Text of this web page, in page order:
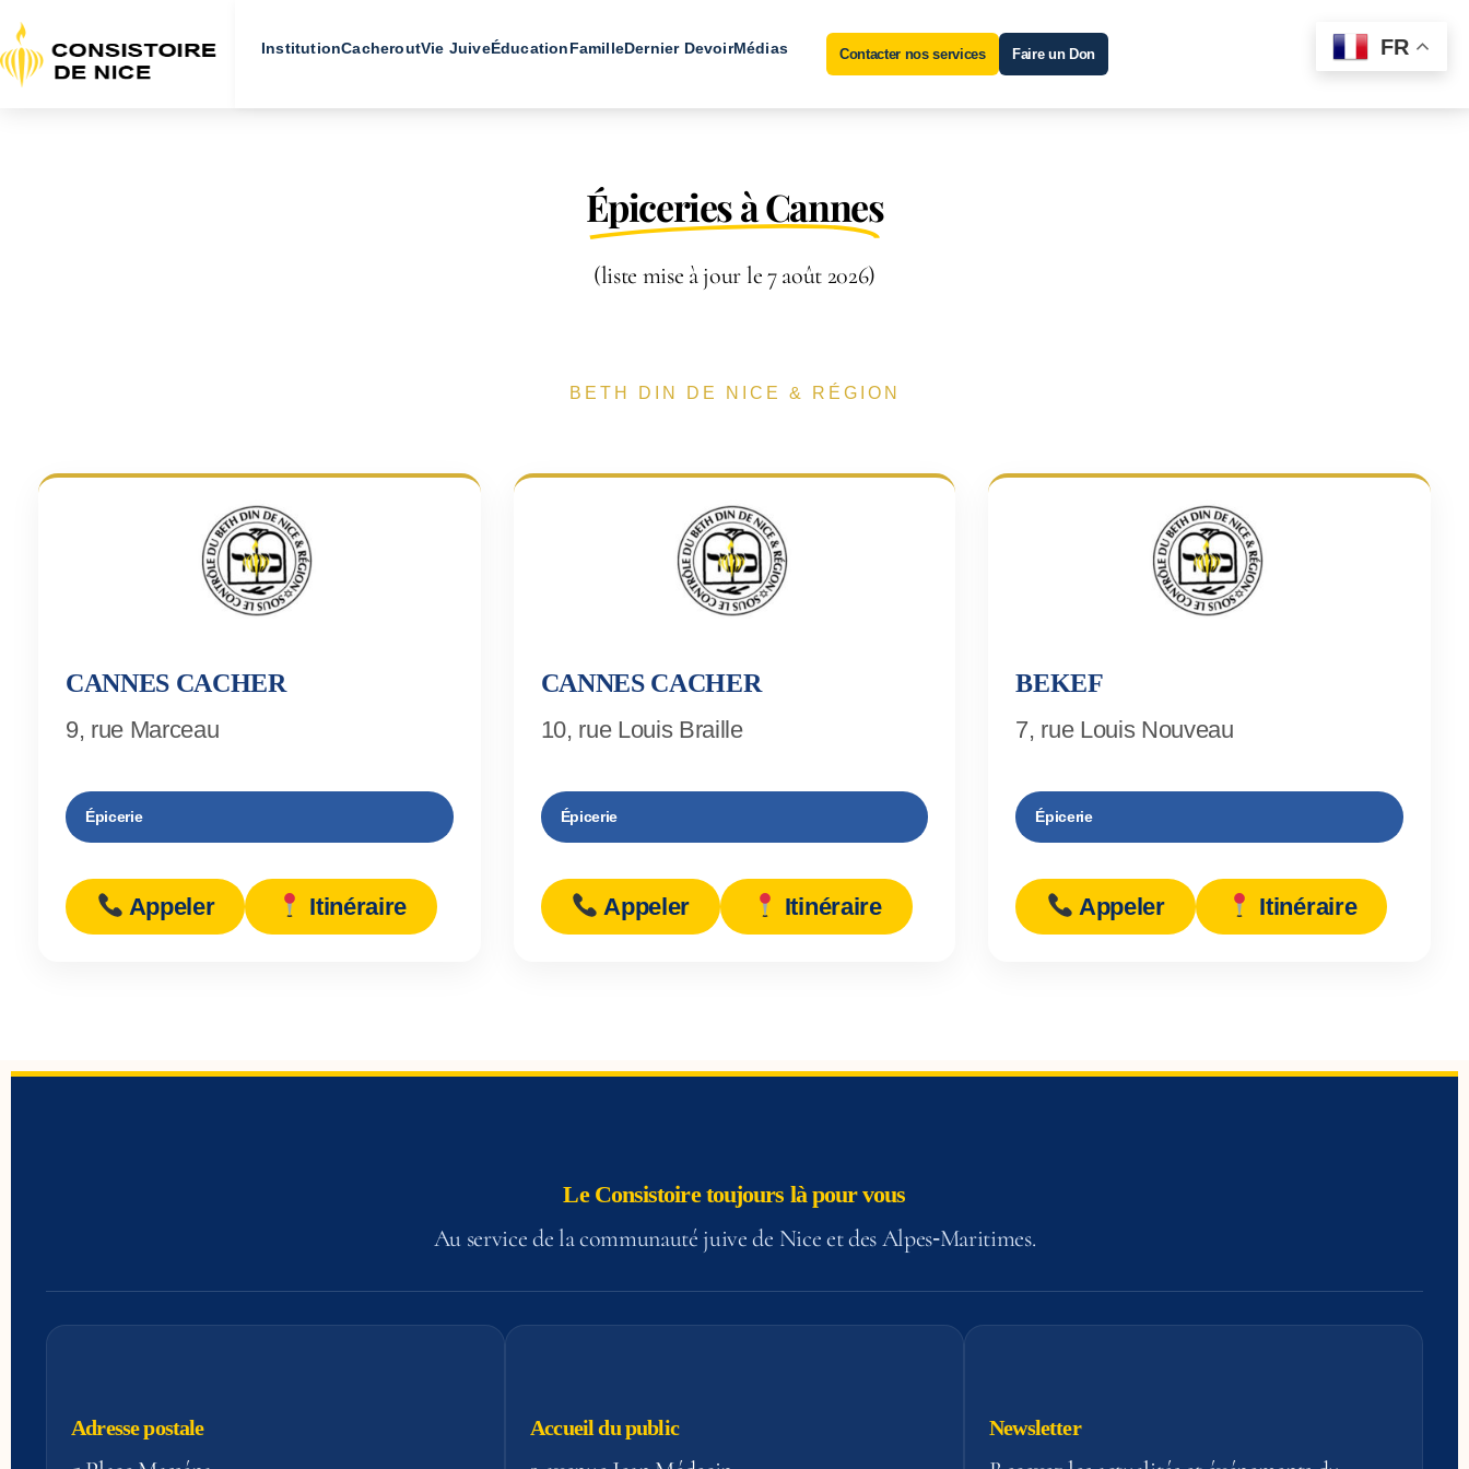
InstitutionCacheroutVie JuiveÉducationFamilleDernier DevoirMédias Contacter nos services Faire un Don
Épiceries à Cannes
(liste mise à jour le 7 août 2026)
BETH DIN DE NICE & RÉGION
CANNES CACHER
9, rue Marceau
Épicerie
Appeler Itinéraire
CANNES CACHER
10, rue Louis Braille
Épicerie
Appeler Itinéraire
BEKEF
7, rue Louis Nouveau
Épicerie
Appeler Itinéraire
Le Consistoire toujours là pour vous
Au service de la communauté juive de Nice et des Alpes‑Maritimes.
Adresse postale Accueil du public Newsletter
FR